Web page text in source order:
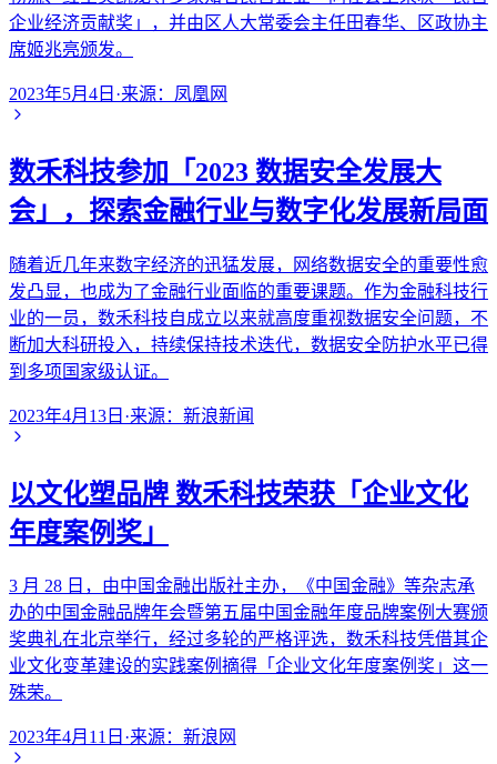
企业经济贡献奖」，并由区人大常委会主任田春华、区政协主
席姬兆亮颁发。
2023年5月4日 ·来源： 凤凰网
数禾科技参加「2023 数据安全发展大
会」，探索金融行业与数字化发展新局面
随着近几年来数字经济的迅猛发展，网络数据安全的重要性愈
发凸显，也成为了金融行业面临的重要课题。作为金融科技行
业的一员，数禾科技自成立以来就高度重视数据安全问题，不
断加大科研投入，持续保持技术迭代，数据安全防护水平已得
到多项国家级认证。
2023年4月13日 ·来源： 新浪新闻
以文化塑品牌 数禾科技荣获「企业文化
年度案例奖」
3 月 28 日，由中国金融出版社主办，《中国金融》等杂志承
办的中国金融品牌年会暨第五届中国金融年度品牌案例大赛颁
奖典礼在北京举行，经过多轮的严格评选，数禾科技凭借其企
业文化变革建设的实践案例摘得「企业文化年度案例奖」这一
殊荣。
2023年4月11日 ·来源： 新浪网